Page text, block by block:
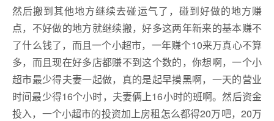
然后搬到其他地方继续去碰运气了，碰到好做的地方赚
点，不好做的地方就继续搬，好多这两年新来的基本赚不
了什么钱了，而且一个小超市，一年赚个10来万真心不算
多，而且现在好多店都赚不到这个数的，你想啊，一个小
超市最少得夫妻一起做，真的是起早摸黑啊，一天的营业
时间最少得16个小时，夫妻俩上16小时的班啊。然后资金
投入，一个小超市的投资加上房租怎么都得20万吧，20万